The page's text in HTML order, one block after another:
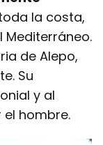
la costa,
Mediterráneo.
de Alepo,
Su
y al
hombre.